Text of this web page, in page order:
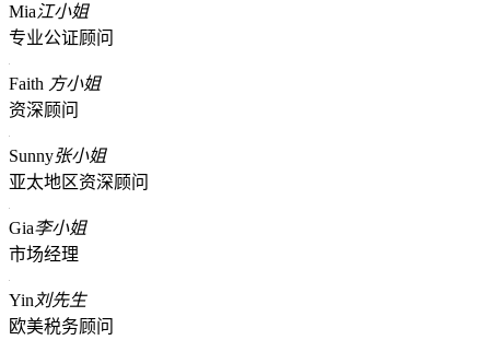
Mia江小姐
专业公证顾问
Faith 方小姐
资深顾问
Sunny张小姐
亚太地区资深顾问
Gia李小姐
市场经理
Yin 刘先生
欧美税务顾问